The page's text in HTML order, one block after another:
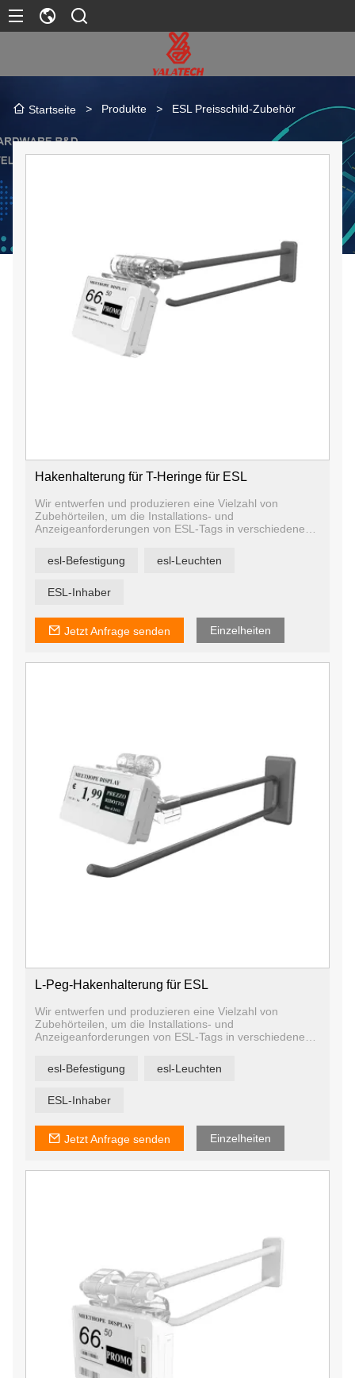
Startseite > Produkte > ESL Preisschild-Zubehör
Hakenhalterung für T-Heringe für ESL
Wir entwerfen und produzieren eine Vielzahl von
Zubehörteilen, um die Installations- und
Anzeigeanforderungen von ESL-Tags in verschiedenen
Regalschienen, Tischständerstützen, Hakenstützen,
hängende Anzeigetafeln, Teleskop-Bodenständer usw.
Formenwerkstatt, damit wir Zubehör nach Ihren
esl-Befestigung esl-Leuchten
ESL-Inhaber
Jetzt Anfrage senden Einzelheiten
L-Peg-Hakenhalterung für ESL
Wir entwerfen und produzieren eine Vielzahl von
Zubehörteilen, um die Installations- und
Anzeigeanforderungen von ESL-Tags in verschiedenen
Regalschienen, Tischständerstützen, Hakenstützen,
hängende Anzeigetafeln, Teleskop-Bodenständer usw.
Formenwerkstatt, damit wir Zubehör nach Ihren
esl-Befestigung esl-Leuchten
ESL-Inhaber
Jetzt Anfrage senden Einzelheiten